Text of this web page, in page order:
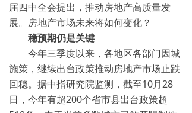
届四中全会提出，推动房地产高质量发
展。房地产市场未来将如何变化？
稳预期仍是关键
今年三季度以来，各地区各部门因城
施策，继续出台政策推动房地产市场止跌
回稳。据中指研究院监测，截至10月28
日，今年有超200个省市县出台政策超